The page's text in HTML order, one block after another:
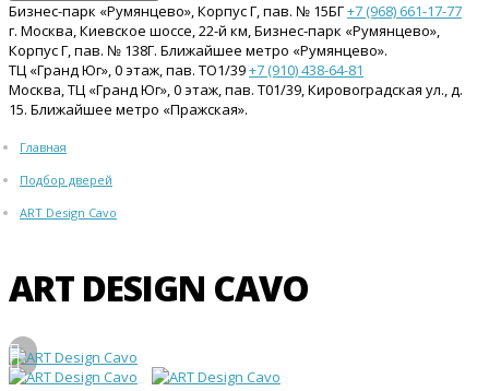
Бизнес-парк «Румянцево», Корпус Г, пав. № 15БГ+7 (968) 661-17-77
г. Москва, Киевское шоссе, 22-й км, Бизнес-парк «Румянцево»,
Корпус Г, пав. № 138Г. Ближайшее метро «Румянцево».
ТЦ «Гранд Юг», 0 этаж, пав. ТО1/39+7 (910) 438-64-81
Москва, ТЦ «Гранд Юг», 0 этаж, пав. Т01/39, Кировоградская ул., д.
15. Ближайшее метро «Пражская».
Главная
Подбор дверей
ART Design Cavo
ART DESIGN CAVO